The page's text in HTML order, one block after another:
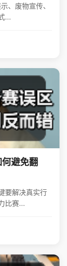
、废物宣传、
...
避免翻
要解决真实行
比赛...